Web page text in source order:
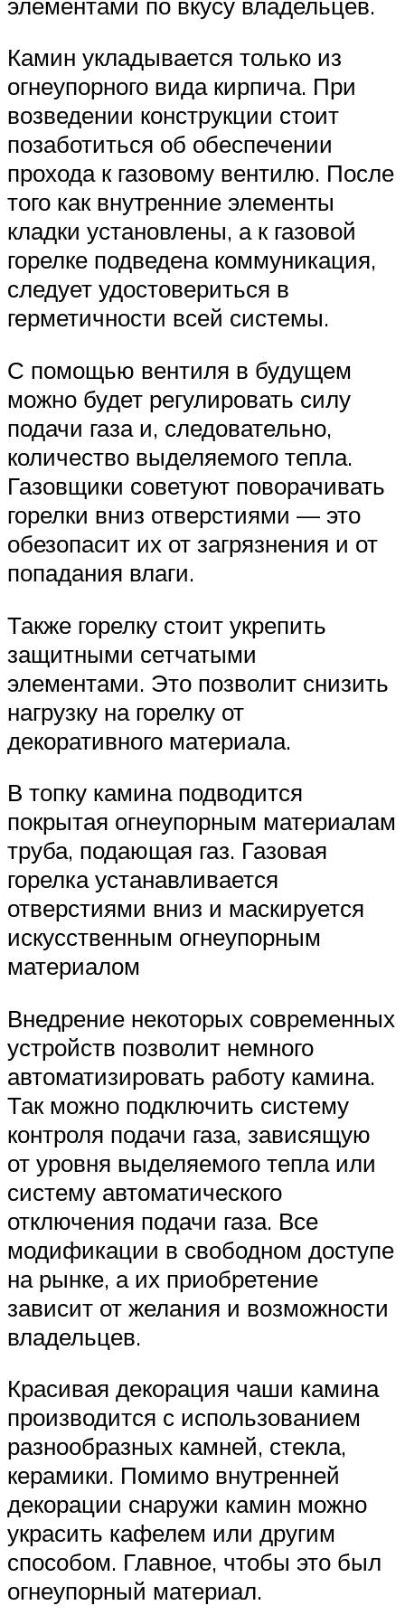
Камин укладывается только из
огнеупорного вида кирпича. При
возведении конструкции стоит
позаботиться об обеспечении
прохода к газовому вентилю. После
того как внутренние элементы
кладки установлены, а к газовой
горелке подведена коммуникация,
следует удостовериться в
герметичности всей системы.
С помощью вентиля в будущем
можно будет регулировать силу
подачи газа и, следовательно,
количество выделяемого тепла.
Газовщики советуют поворачивать
горелки вниз отверстиями — это
обезопасит их от загрязнения и от
попадания влаги.
Также горелку стоит укрепить
защитными сетчатыми
элементами. Это позволит снизить
нагрузку на горелку от
декоративного материала.
В топку камина подводится
покрытая огнеупорным материалам
труба, подающая газ. Газовая
горелка устанавливается
отверстиями вниз и маскируется
искусственным огнеупорным
материалом
Внедрение некоторых современных
устройств позволит немного
автоматизировать работу камина.
Так можно подключить систему
контроля подачи газа, зависящую
от уровня выделяемого тепла или
систему автоматического
отключения подачи газа. Все
модификации в свободном доступе
на рынке, а их приобретение
зависит от желания и возможности
владельцев.
Красивая декорация чаши камина
производится с использованием
разнообразных камней, стекла,
керамики. Помимо внутренней
декорации снаружи камин можно
украсить кафелем или другим
способом. Главное, чтобы это был
огнеупорный материал.